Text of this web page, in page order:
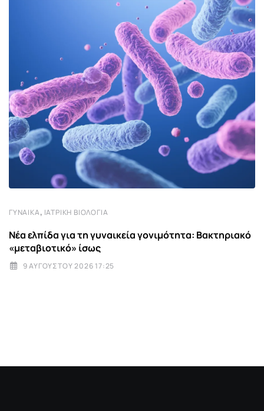
ΓΥΝΑΊΚΑ, ΙΑΤΡΙΚΉ ΒΙΟΛΟΓΊΑ
Νέα ελπίδα για τη γυναικεία γονιμότητα: Βακτηριακό
«μεταβιοτικό» ίσως
9 ΑΥΓΟΎΣΤΟΥ 2026 17:25